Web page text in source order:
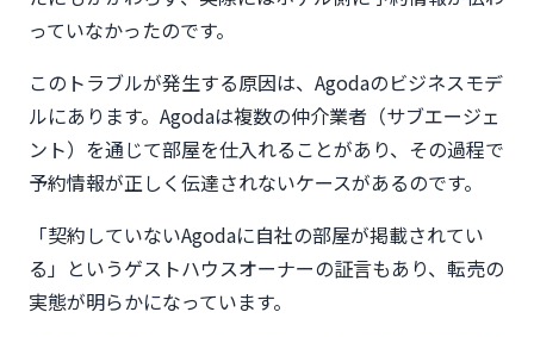
っていなかったのです。
このトラブルが発生する原因は、Agodaのビジネスモデ
ルにあります。Agodaは複数の仲介業者（サブエージェ
ント）を通じて部屋を仕入れることがあり、その過程で
予約情報が正しく伝達されないケースがあるのです。
「契約していないAgodaに自社の部屋が掲載されてい
る」というゲストハウスオーナーの証言もあり、転売の
実態が明らかになっています。